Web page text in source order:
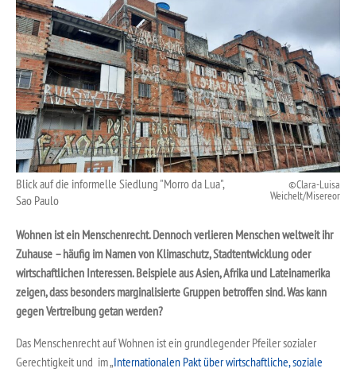
Blick auf die informelle Siedlung "Morro da Lua",
Sao Paulo
Clara-Luisa
Weichelt/Misereor
Wohnen ist ein Menschenrecht. Dennoch verlieren Menschen weltweit ihr
Zuhause – häufig im Namen von Klimaschutz, Stadtentwicklung oder
wirtschaftlichen Interessen. Beispiele aus Asien, Afrika und Lateinamerika
zeigen, dass besonders marginalisierte Gruppen betroffen sind. Was kann
gegen Vertreibung getan werden?
Das Menschenrecht auf Wohnen ist ein grundlegender Pfeiler sozialer
Gerechtigkeit und im „Internationalen Pakt über wirtschaftliche, soziale